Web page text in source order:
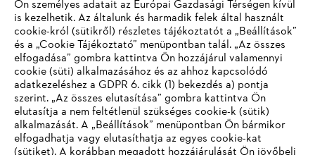
STIHL GYIK
Szerviz
IHR BROWSER WIRD NICHT
UNTERSTÜTZT
Sie nutzen einen Browser, den wir noch nicht unterstützen. Für
Ön személyes adatait az Európai Gazdasági Térségen kívül
is kezelhetik. Az általunk és harmadik felek által használt
cookie-król (sütikről) részletes tájékoztatót a „Beállítások”
és a „Cookie Tájékoztató” menüpontban talál. „Az összes
elfogadása” gombra kattintva Ön hozzájárul valamennyi
cookie (süti) alkalmazásához és az ahhoz kapcsolódó
adatkezeléshez a GDPR 6. cikk (1) bekezdés a) pontja
szerint. „Az összes elutasítása” gombra kattintva Ön
elutasítja a nem feltétlenül szükséges cookie-k (sütik)
alkalmazását. A „Beállítások” menüpontban Ön bármikor
elfogadhatja vagy elutasíthatja az egyes cookie-kat